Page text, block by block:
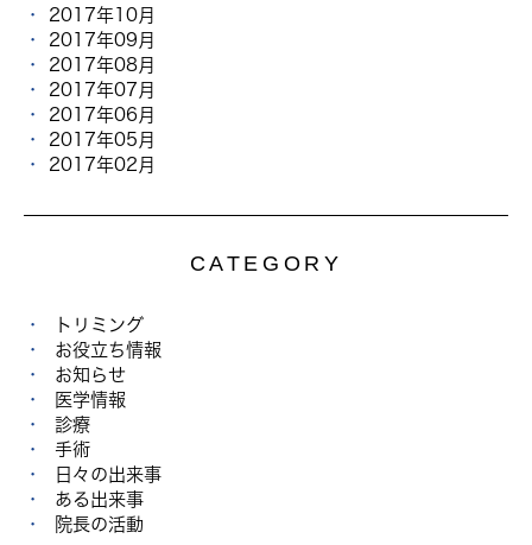
2017年10月
2017年09月
2017年08月
2017年07月
2017年06月
2017年05月
2017年02月
CATEGORY
トリミング
お役立ち情報
お知らせ
医学情報
診療
手術
日々の出来事
ある出来事
院長の活動